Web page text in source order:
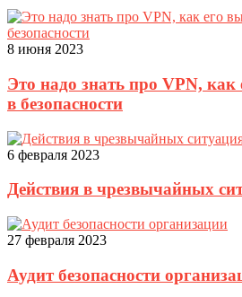
8 июня 2023
Это надо знать про VPN,
в безопасности
6 февраля 2023
Действия в чрезвычайных
27 февраля 2023
Аудит безопасности